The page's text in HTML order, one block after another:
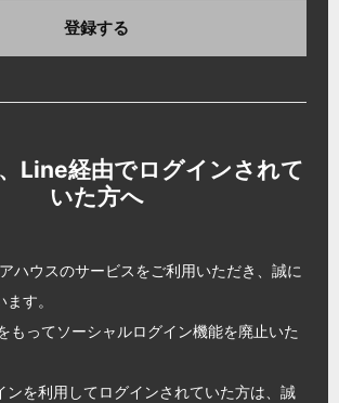
登録する
Line経由でログインされて
いた方へ
ハウスのサービスをご利用いただき、誠に
す。
もってソーシャルログイン機能を廃止いた
ンを利用してログインされていた方は、誠